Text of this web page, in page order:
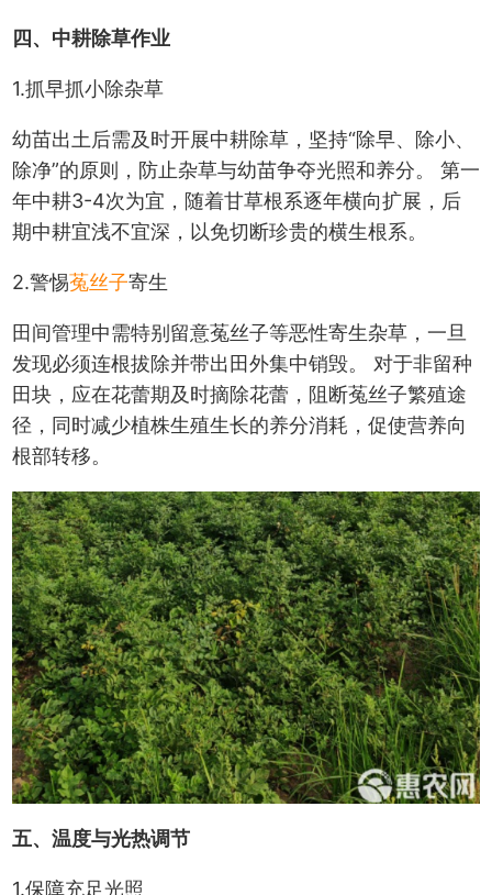
四、中耕除草作业
1.抓早抓小除杂草
幼苗出土后需及时开展中耕除草，坚持“除早、除小、
除净”的原则，防止杂草与幼苗争夺光照和养分。 第一
年中耕3-4次为宜，随着甘草根系逐年横向扩展，后
期中耕宜浅不宜深，以免切断珍贵的横生根系。
2.警惕菟丝子寄生
田间管理中需特别留意菟丝子等恶性寄生杂草，一旦
发现必须连根拔除并带出田外集中销毁。 对于非留种
田块，应在花蕾期及时摘除花蕾，阻断菟丝子繁殖途
径，同时减少植株生殖生长的养分消耗，促使营养向
根部转移。
五、温度与光热调节
1.保障充足光照